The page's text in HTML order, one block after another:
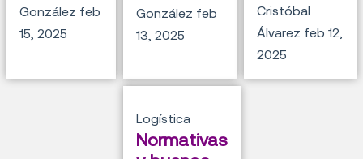
González feb
15, 2025
González feb
13, 2025
Cristóbal
Álvarez feb 12,
2025
Logística
Normativas